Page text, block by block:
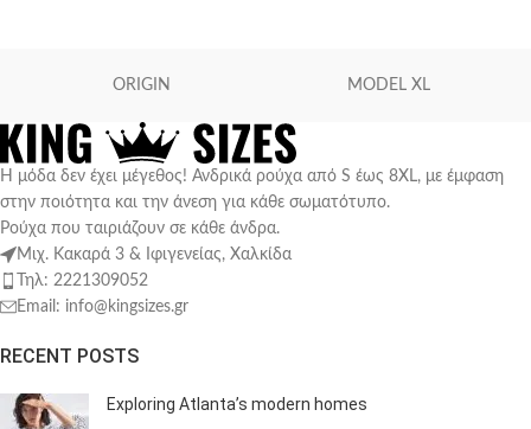
ORIGIN MODEL XL
Η μόδα δεν έχει μέγεθος! Ανδρικά ρούχα από S έως 8XL, με έμφαση
στην ποιότητα και την άνεση για κάθε σωματότυπο.
Ρούχα που ταιριάζουν σε κάθε άνδρα.
Μιχ. Κακαρά 3 & Ιφιγενείας, Χαλκίδα
Τηλ: 2221309052
Email: info@kingsizes.gr
RECENT POSTS
Exploring Atlanta’s modern homes